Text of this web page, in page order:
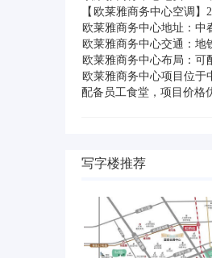
【 欧莱雅商务中心空调】
欧莱雅商务中心地址：中
欧莱雅商务中心交通：地
欧莱雅商务中心布局：可
欧莱雅商务中心项目位于
配备员工食堂，项目价格
写字楼推荐